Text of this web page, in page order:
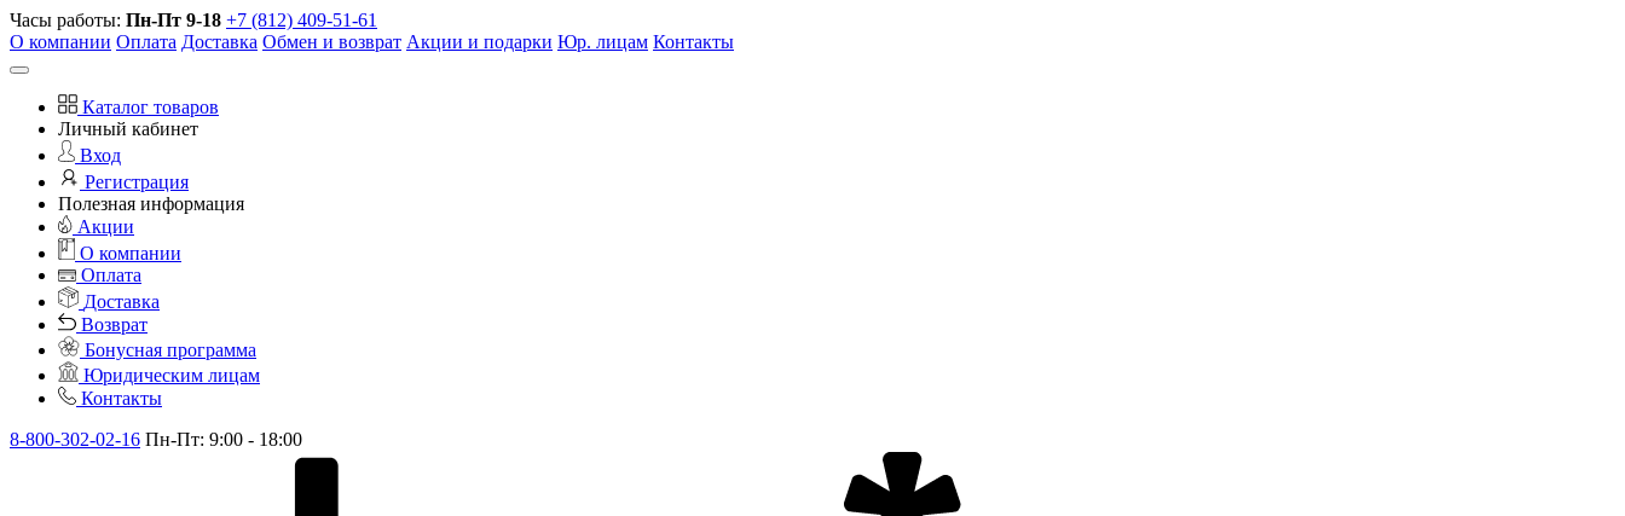
Часы работы: Пн-Пт 9-18 +7 (812) 409-51-61
О компании Оплата Доставка Обмен и возврат Акции и подарки Юр. лицам Контакты
Каталог товаров
Личный кабинет
Вход
Регистрация
Полезная информация
Акции
О компании
Оплата
Доставка
Возврат
Бонусная программа
Юридическим лицам
Контакты
8-800-302-02-16 Пн-Пт: 9:00 - 18:00